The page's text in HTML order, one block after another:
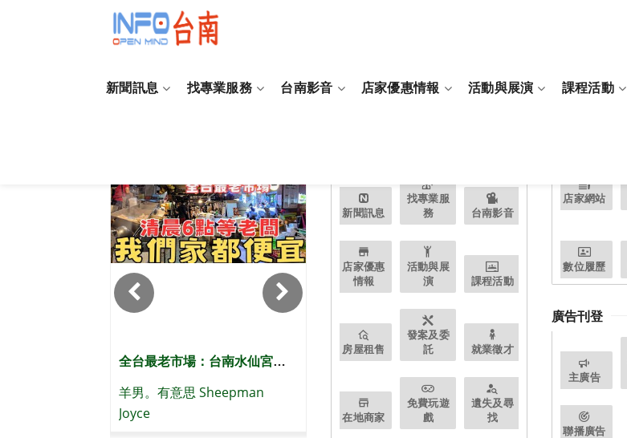
新聞訊息 找專業服務 台南影音 店家優惠情報 活動與展演 課程活動
全台最老市場：台南水仙宮，清晨六點開始逛！我們家都便宜的黑白切！超大碗虱目魚粥60元！這煎魚腸實在太誘人
羊男。有意思 Sheepman
Joyce
台南國華街超夯的生甜甜圈！原物料用的超好而且超級好吃！！！大推草莓/杜拜巧克力/開心果口味！ #台南 #WOWDOUNT #生甜甜圈
我的美笈客日記 熊讚
新聞訊息
找專業服
務
台南影音
店家優惠
情報
活動與展
演
課程活動
房屋租售
發案及委
託
就業徵才
在地商家
免費玩遊
戲
遺失及尋
找
店家網站
數位履歷
廣告刊登
主廣告
聯播廣告